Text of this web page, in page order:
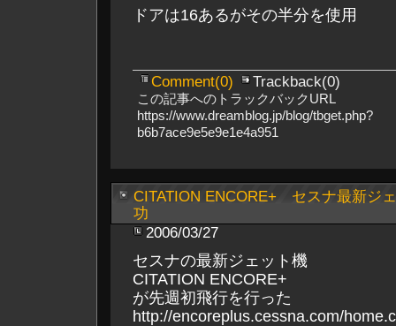
ドアは16あるがその半分を使用
Comment(0) Trackback(0)
この記事へのトラックバックURL
https://www.dreamblog.jp/blog/tbget.php?
b6b7ace9e5e9e1e4a951
CITATION ENCORE+ セスナ最新ジ
功
2006/03/27
セスナの最新ジェット機
CITATION ENCORE+
が先週初飛行を行った
http://encoreplus.cessna.com/